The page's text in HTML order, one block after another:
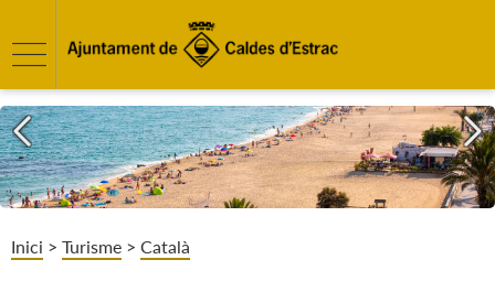
Inici > Turisme > Català